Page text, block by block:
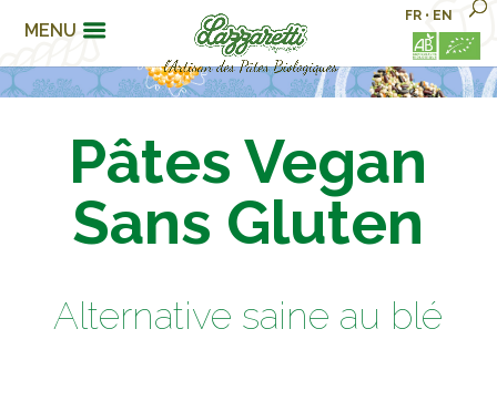
MENU
FR • EN
Pâtes Vegan
Sans Gluten
Alternative saine au blé